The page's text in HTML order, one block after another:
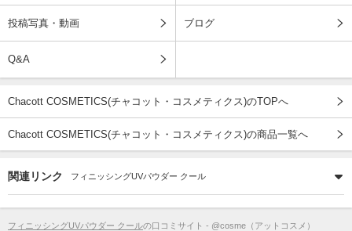
投稿写真・動画 ブログ
Q&A
Chacott COSMETICS(チャコット・コスメティクス)のTOPへ
Chacott COSMETICS(チャコット・コスメティクス)の商品一覧へ
関連リンク フィニッシングUVパウダー クール
フィニッシングUVパウダー クールの口コミサイト - @cosme（アットコスメ）